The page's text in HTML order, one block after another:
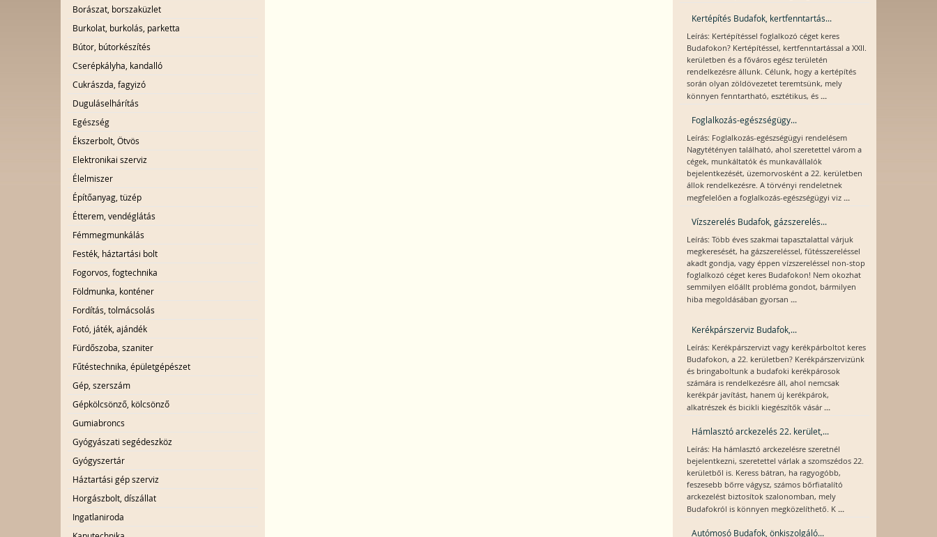
Borászat, borszaküzlet
Burkolat, burkolás, parketta
Bútor, bútorkészítés
Cserépkályha, kandalló
Cukrászda, fagyizó
Duguláselhárítás
Egészség
Ékszerbolt, Ötvös
Elektronikai szerviz
Élelmiszer
Építőanyag, tüzép
Étterem, vendéglátás
Fémmegmunkálás
Festék, háztartási bolt
Fogorvos, fogtechnika
Földmunka, konténer
Fordítás, tolmácsolás
Fotó, játék, ajándék
Fürdőszoba, szaniter
Fűtéstechnika, épületgépészet
Gép, szerszám
Gépkölcsönző, kölcsönző
Gumiabroncs
Gyógyászati segédeszköz
Gyógyszertár
Háztartási gép szerviz
Horgászbolt, díszállat
Ingatlaniroda
Kertépítés Budafok, kertfenntartás...
Leírás: Kertépítéssel foglalkozó céget keres
Budafokon? Kertépítéssel, kertfenntartással a XXII.
kerületben és a főváros egész területén
rendelkezésre állunk. Célunk, hogy a kertépítés
során olyan zöldövezetet teremtsünk, mely
könnyen fenntartható, esztétikus, és ...
Foglalkozás-egészségügy...
Leírás: Foglalkozás-egészségügyi rendelésem
Nagytétényen található, ahol szeretettel várom a
cégek, munkáltatók és munkavállalók
bejelentkezését, üzemorvosként a 22. kerületben
állok rendelkezésre. A törvényi rendeletnek
megfelelően a foglalkozás-egészségügyi viz ...
Vízszerelés Budafok, gázszerelés...
Leírás: Több éves szakmai tapasztalattal várjuk
megkeresését, ha gázszereléssel, fűtésszereléssel
akadt gondja, vagy éppen vízszereléssel non-stop
foglalkozó céget keres Budafokon! Nem okozhat
semmilyen előállt probléma gondot, bármilyen
hiba megoldásában gyorsan ...
Kerékpárszerviz Budafok,...
Leírás: Kerékpárszervizt vagy kerékpárboltot keres
Budafokon, a 22. kerületben? Kerékpárszervizünk
és bringaboltunk a budafoki kerékpárosok
számára is rendelkezésre áll, ahol nemcsak
kerékpár javítást, hanem új kerékpárok,
alkatrészek és bicikli kiegészítők vásár...
Hámlasztó arckezelés 22. kerület,...
Leírás: Ha hámlasztó arckezelésre szeretnél
bejelentkezni, szeretettel várlak a szomszédos 22.
kerületből is. Keress bátran, ha ragyogóbb,
feszesebb bőrre vágysz, számos bőrfiatalító
arckezelést biztosítok szalonomban, mely
Budafokról is könnyen megközelíthető. K ...
Autómosó Budafok, önkiszolgáló...